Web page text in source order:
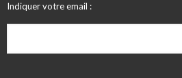
Indiquer votre email :